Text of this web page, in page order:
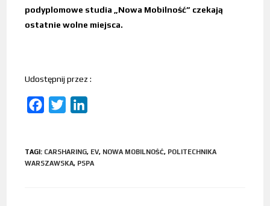
podyplomowe studia „Nowa Mobilność” czekają
ostatnie wolne miejsca.
Udostępnij przez :
e
t
k
TAGI: CARSHARING, EV, NOWA MOBILNOŚĆ, POLITECHNIKA
WARSZAWSKA, PSPA